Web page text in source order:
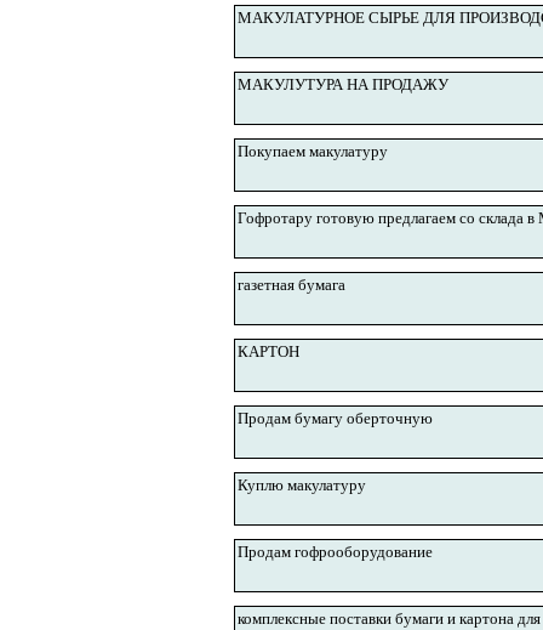
МАКУЛАТУРНОЕ СЫРЬЕ ДЛЯ
МАКУЛУТУРА НА ПРОДАЖУ
Покупаем макулатуру
Гофротару готовую предлагаем со склада
газетная бумага
КАРТОН
Продам бумагу оберточную
Куплю макулатуру
Продам гофрооборудование
комплексные поставки бумаги и картона